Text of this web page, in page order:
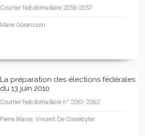
Courrier hebdomadaire 2056-2057
Marie Göransson
La préparation des élections fédérales
du 13 juin 2010
Courrier hebdomadaire n° 2061-2062
Pierre Blaise, Vincent De Coorebyter